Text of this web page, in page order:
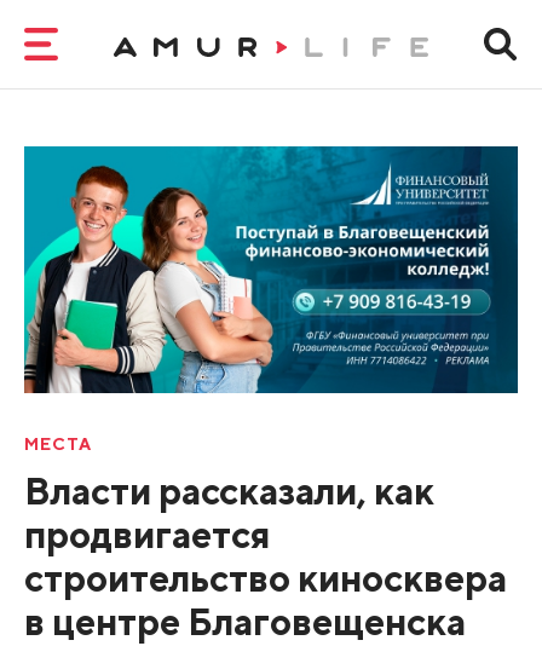
МЕСТА
Власти рассказали, как
продвигается
строительство киносквера
в центре Благовещенска